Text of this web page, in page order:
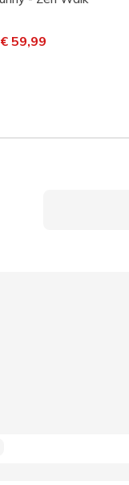
van
€ 59,99